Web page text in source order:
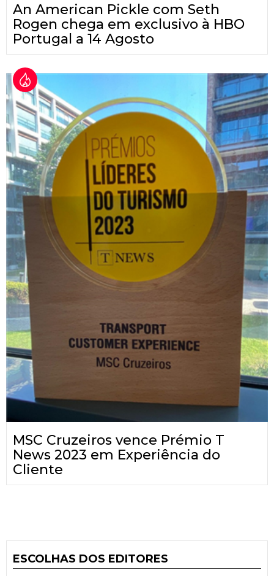
An American Pickle com Seth
Rogen chega em exclusivo à HBO
Portugal a 14 Agosto
MSC Cruzeiros vence Prémio T
News 2023 em Experiência do
Cliente
ESCOLHAS DOS EDITORES